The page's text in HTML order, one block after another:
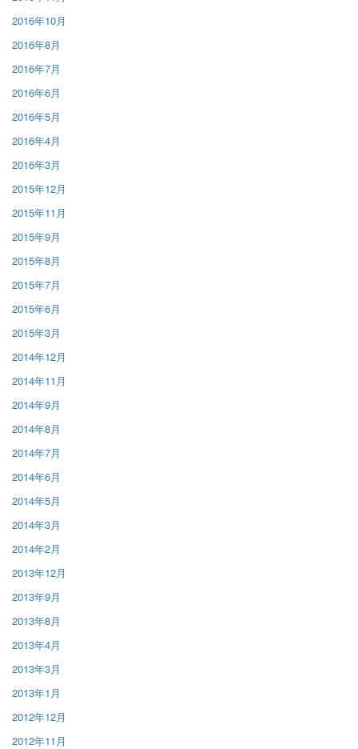
2016年10月
2016年8月
2016年7月
2016年6月
2016年5月
2016年4月
2016年3月
2015年12月
2015年11月
2015年9月
2015年8月
2015年7月
2015年6月
2015年3月
2014年12月
2014年11月
2014年9月
2014年8月
2014年7月
2014年6月
2014年5月
2014年3月
2014年2月
2013年12月
2013年9月
2013年8月
2013年4月
2013年3月
2013年1月
2012年12月
2012年11月